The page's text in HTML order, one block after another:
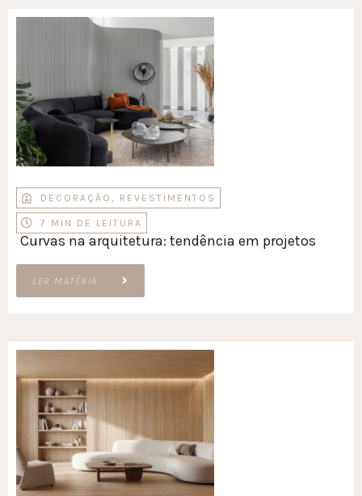
DECORAÇÃO , REVESTIMENTOS
7 MIN DE LEITURA
Curvas na arquitetura: tendência em projetos
LER MATÉRIA